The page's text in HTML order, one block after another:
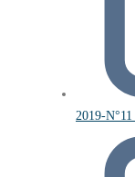
2019-